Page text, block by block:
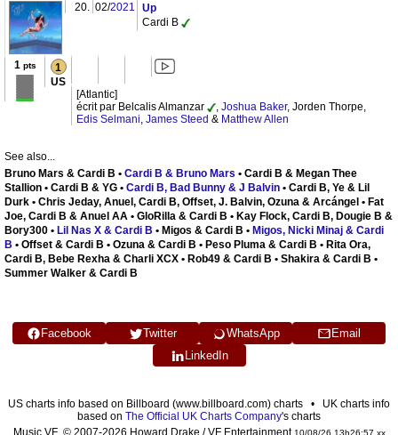
20. 02/2021
Up
Cardi B
1 pts 1
US
[Atlantic]
écrit par Belcalis Almanzar
, Joshua Baker, Jorden Thorpe,
Edis Selmani, James Steed & Matthew Allen
See also...
Bruno Mars & Cardi B • Cardi B & Bruno Mars • Cardi B & Megan Thee
Stallion • Cardi B & YG • Cardi B, Bad Bunny & J Balvin • Cardi B, Ye & Lil
Durk • Chris Jeday, Anuel, Cardi B, Offset, J. Balvin, Ozuna & Arcángel • Fat
Joe, Cardi B & Anuel AA • GloRilla & Cardi B • Kay Flock, Cardi B, Dougie B &
Bory300 • Lil Nas X & Cardi B • Migos & Cardi B • Migos, Nicki Minaj & Cardi
B • Offset & Cardi B • Ozuna & Cardi B • Peso Pluma & Cardi B • Rita Ora,
Cardi B, Bebe Rexha & Charli XCX • Rob49 & Cardi B • Shakira & Cardi B •
Summer Walker & Cardi B
Facebook Twitter WhatsApp
Email
LinkedIn
US charts info based on Billboard (www.billboard.com) charts • UK charts info
based on The Official UK Charts Company's charts